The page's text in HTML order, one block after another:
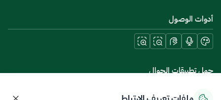
أدوات الوصول
حمل تطبيقات الجوال